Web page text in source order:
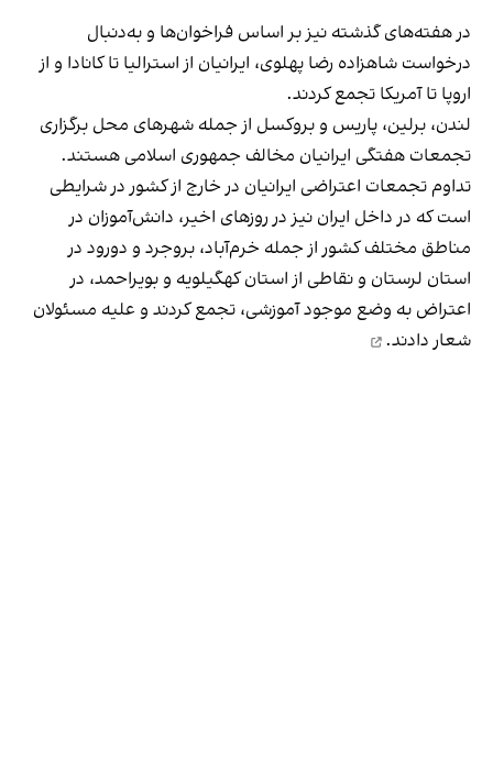
در هفته‌های گذشته نیز بر اساس فراخوان‌ها و به‌دنبال
درخواست شاهزاده رضا پهلوی، ایرانیان از استرالیا تا کانادا و از
اروپا تا آمریکا تجمع کردند.
لندن، برلین، پاریس و بروکسل از جمله شهرهای محل برگزاری
تجمعات هفتگی ایرانیان مخالف جمهوری اسلامی هستند.
تداوم تجمعات اعتراضی ایرانیان در خارج از کشور در شرایطی
است که در داخل ایران نیز در روزهای اخیر، دانش‌آموزان در
مناطق مختلف کشور از جمله خرم‌آباد، بروجرد و دورود در
استان لرستان و نقاطی از استان کهگیلویه و بویراحمد، در
اعتراض به وضع موجود آموزشی، تجمع کردند و علیه مسئولان
شعار دادند.